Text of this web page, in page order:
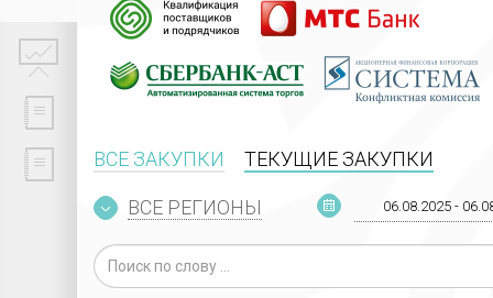
ВСЕ ЗАКУПКИ ТЕКУЩИЕ ЗАКУПКИ
ВСЕ РЕГИОНЫ